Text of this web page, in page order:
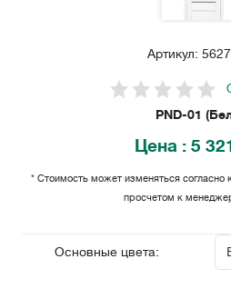
Артикул:
PND-01
Цена : 5
* Стоимость может изменяться согласно
просчетом к
Основные цвета: